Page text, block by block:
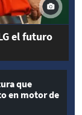
el futuro
que
en motor de